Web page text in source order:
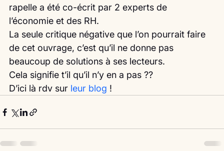
rapelle a été co-écrit par 2 experts de
l’économie et des RH.
La seule critique négative que l’on pourrait faire
de cet ouvrage, c’est qu’il ne donne pas
beaucoup de solutions à ses lecteurs.
Cela signifie t’il qu’il n’y en a pas ??
D’ici là rdv sur leur blog !